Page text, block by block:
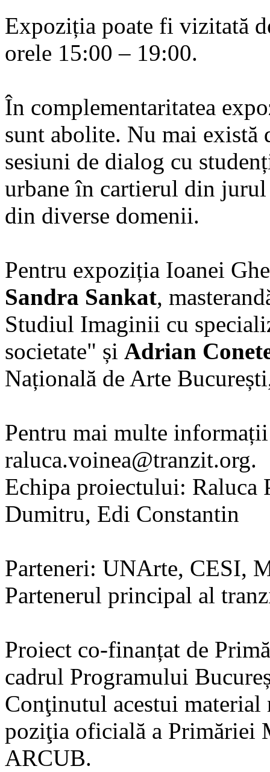
Expoziția poate fi vizitată
orele 15:00 – 19:00.
În complementaritatea
sunt abolite. Nu mai există
sesiuni de dialog cu
urbane în cartierul din
din diverse domenii.
Pentru expoziția Ioanei
Sandra Sankat,
Studiul Imaginii cu
societate" și Adrian
Națională de Arte
Pentru mai multe
raluca.voinea@tranzit.org.
Echipa proiectului: Raluca
Dumitru, Edi Constantin
Parteneri: UNArte, CESI,
Partenerul principal al
Proiect co-finanțat de
cadrul Programului
Conţinutul acestui material
poziţia oficială a Primăriei
ARCUB.